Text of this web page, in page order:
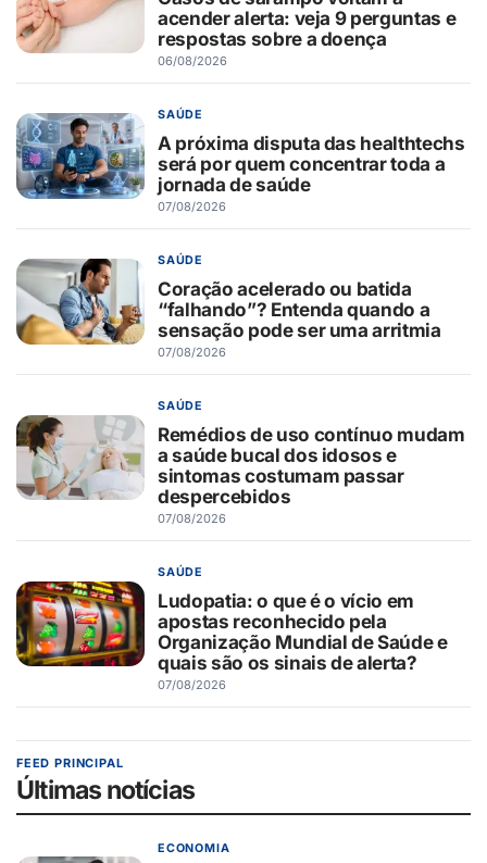
acender alerta: veja 9 perguntas e
respostas sobre a doença
06/08/2026
SAÚDE
A próxima disputa das healthtechs
será por quem concentrar toda a
jornada de saúde
07/08/2026
SAÚDE
Coração acelerado ou batida
“falhando”? Entenda quando a
sensação pode ser uma arritmia
07/08/2026
SAÚDE
Remédios de uso contínuo mudam
a saúde bucal dos idosos e
sintomas costumam passar
despercebidos
07/08/2026
SAÚDE
Ludopatia: o que é o vício em
apostas reconhecido pela
Organização Mundial de Saúde e
quais são os sinais de alerta?
07/08/2026
FEED PRINCIPAL
Últimas notícias
ECONOMIA